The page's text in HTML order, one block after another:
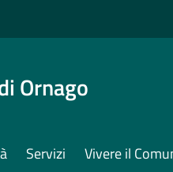
Ornago
Servizi Vivere il